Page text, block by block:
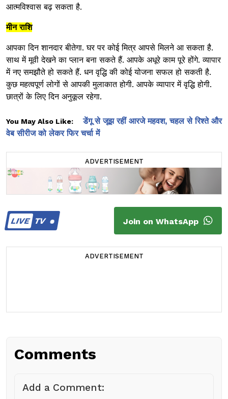
आत्मविश्वास बढ़ सकता है.
मीन राशि
आपका दिन शानदार बीतेगा. घर पर कोई मित्र आपसे मिलने आ सकता है.
साथ में मूवी देखने का प्लान बना सकते हैं. आपके अधूरे काम पूरे होंगे. व्यापार
में नए समझौते हो सकते हैं. धन वृद्धि की कोई योजना सफल हो सकती है.
कुछ महत्वपूर्ण लोगों से आपकी मुलाकात होगी. आपके व्यापार में वृद्धि होगी.
छात्रों के लिए दिन अनुकूल रहेगा.
You May Also Like:
डेंगू से जूझ रहीं आरजे महवश, चहल से रिश्ते और
वेब सीरीज को लेकर फिर चर्चा में
ADVERTISEMENT
LIVETV Join on WhatsApp
ADVERTISEMENT
Comments
Add a Comment: